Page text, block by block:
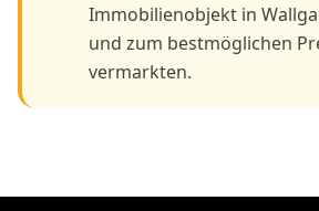
Immobilienobjekt in
und zum bestmöglichen
vermarkten.